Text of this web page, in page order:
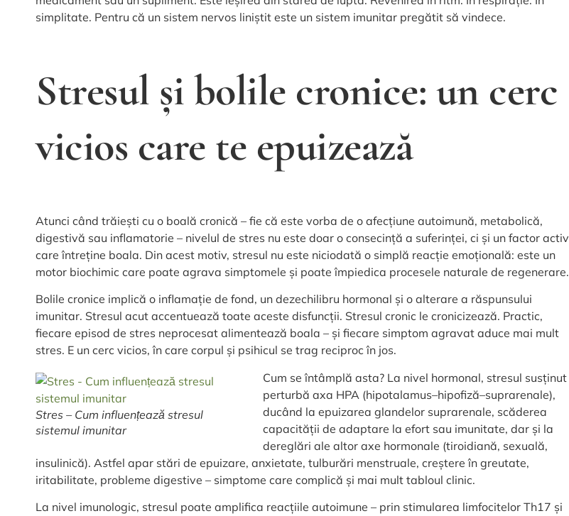
simplitate. Pentru că un sistem nervos liniștit este un sistem imunitar pregătit să vindece.
Stresul și bolile cronice: un cerc
vicios care te epuizează
Atunci când trăiești cu o boală cronică – fie că este vorba de o afecțiune autoimună, metabolică,
digestivă sau inflamatorie – nivelul de stres nu este doar o consecință a suferinței, ci și un factor activ
care întreține boala. Din acest motiv, stresul nu este niciodată o simplă reacție emoțională: este un
motor biochimic care poate agrava simptomele și poate împiedica procesele naturale de regenerare.
Bolile cronice implică o inflamație de fond, un dezechilibru hormonal și o alterare a răspunsului
imunitar. Stresul acut accentuează toate aceste disfuncții. Stresul cronic le cronicizează. Practic,
fiecare episod de stres neprocesat alimentează boala – și fiecare simptom agravat aduce mai mult
stres. E un cerc vicios, în care corpul și psihicul se trag reciproc în jos.
Stres – Cum influențează stresul
sistemul imunitar
Cum se întâmplă asta? La nivel hormonal, stresul susținut
perturbă axa HPA (hipotalamus–hipofiză–suprarenale),
ducând la epuizarea glandelor suprarenale, scăderea
capacității de adaptare la efort sau imunitate, dar și la
dereglări ale altor axe hormonale (tiroidiană, sexuală,
insulinică). Astfel apar stări de epuizare, anxietate, tulburări menstruale, creștere în greutate,
iritabilitate, probleme digestive – simptome care complică și mai mult tabloul clinic.
La nivel imunologic, stresul poate amplifica reacțiile autoimune – prin stimularea limfocitelor Th17 și